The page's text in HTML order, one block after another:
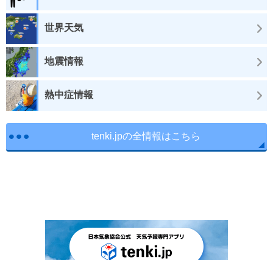
世界天気
地震情報
熱中症情報
tenki.jpの全情報はこちら